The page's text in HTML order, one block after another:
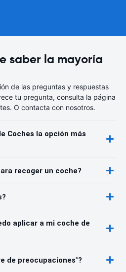
saber la mayoría
de las preguntas y respuestas
tu pregunta, consulta la página
O contacta con nosotros.
Coches la opción más
recoger un coche?
aplicar a mi coche de
de preocupaciones"?